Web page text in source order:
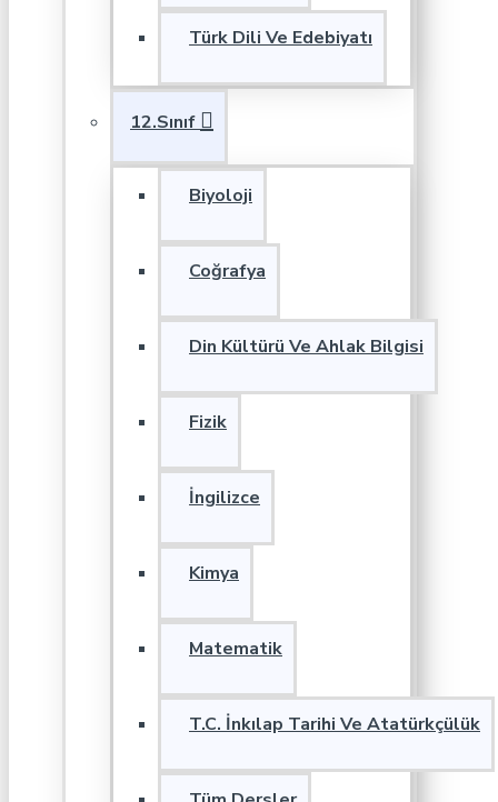
Türk Dili Ve Edebiyatı
12.Sınıf
Biyoloji
Coğrafya
Din Kültürü Ve Ahlak Bilgisi
Fizik
İngilizce
Kimya
Matematik
T.C. İnkılap Tarihi Ve Atatürkçülük